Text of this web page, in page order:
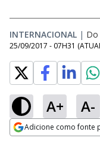
INTERNACIONAL | Do
25/09/2017 - 07H31
A+ A-
Adicione como fonte